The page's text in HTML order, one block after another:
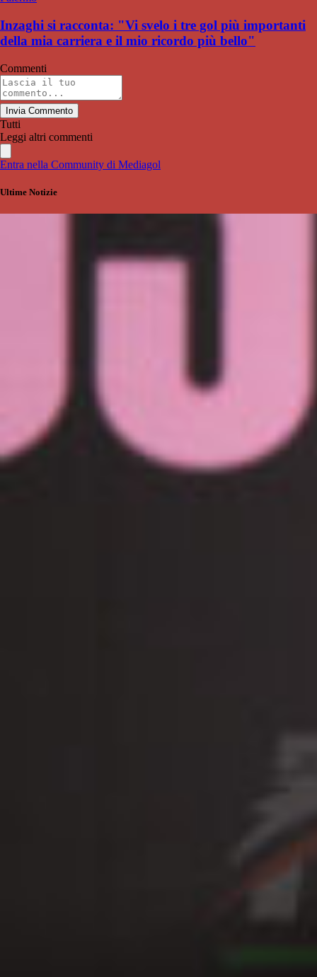
Inzaghi si racconta: "Vi svelo i tre gol più importanti
della mia carriera e il mio ricordo più bello"
Commenti
Invia Commento
Tutti
Leggi altri commenti
Entra nella Community di Mediagol
Ultime Notizie